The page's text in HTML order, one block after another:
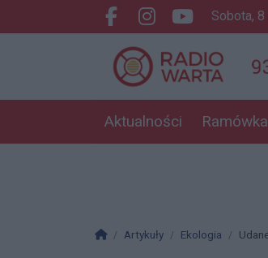
Facebook.comsobota,
Aktualności Ramówka
Strona główna
Artykuły Ekologia